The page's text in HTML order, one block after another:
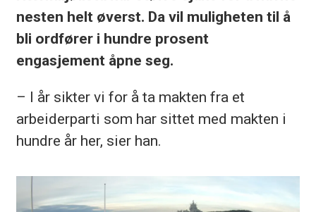
nesten helt øverst. Da vil muligheten til å
bli ordfører i hundre prosent
engasjement åpne seg.
– I år sikter vi for å ta makten fra et
arbeiderparti som har sittet med makten i
hundre år her, sier han.